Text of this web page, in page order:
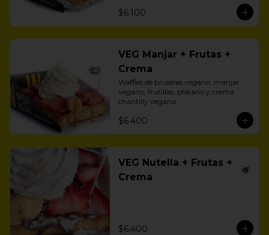
$6.100
VEG Manjar + Frutas +
Crema
Waffles de bruselas vegano, manjar
vegano, frutillas, plátano y crema
chantilly vegana
$6.400
VEG Nutella + Frutas +
Crema
$6.400